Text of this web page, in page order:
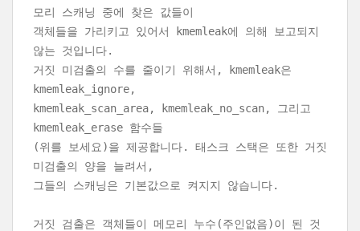
모리 스캐닝 중에 찾은 값들이
객체들을 가리키고 있어서 kmemleak에 의해 보고되지
않는 것입니다.
거짓 미검출의 수를 줄이기 위해서, kmemleak은
kmemleak_ignore,
kmemleak_scan_area, kmemleak_no_scan, 그리고
kmemleak_erase 함수들
(위를 보세요)을 제공합니다. 태스크 스택은 또한 거짓
미검출의 양을 늘려서,
그들의 스캐닝은 기본값으로 켜지지 않습니다.
거짓 검출은 객체들이 메모리 누수(주인없음)이 된 것